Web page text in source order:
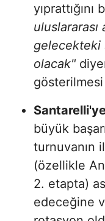
gelecekteki
olacak"
gösterilmesi
büyük
turnuvanın
(özellikle
2. etapta)
edeceğine